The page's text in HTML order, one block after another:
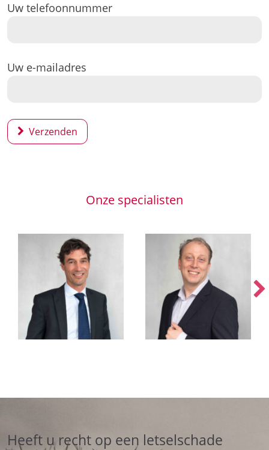
Uw telefoonnummer
Uw e-mailadres
Verzenden
Onze specialisten
Heeft u recht op een letselschade